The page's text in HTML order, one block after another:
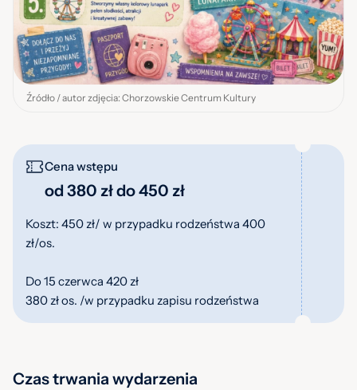
Źródło / autor zdjęcia: Chorzowskie Centrum Kultury
Cena wstępu
od 380 zł do 450 zł
Koszt: 450 zł/ w przypadku rodzeństwa 400
zł/os.
Do 15 czerwca 420 zł
380 zł os. /w przypadku zapisu rodzeństwa
Czas trwania wydarzenia